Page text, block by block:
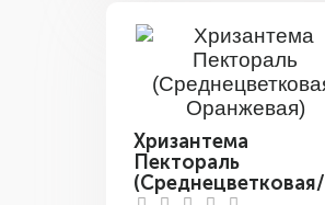
Хризантема
Пектораль
(Среднецветковая/